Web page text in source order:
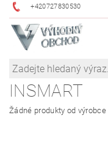
+420727830530
INSMART
Žádné produkty od výrobce